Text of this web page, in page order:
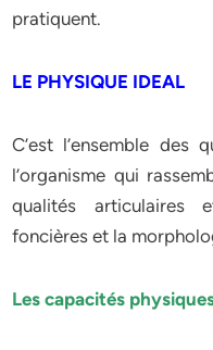
pratiquent.
LE PHYSIQUE IDEAL
C’est l’ensemble des
l’organisme qui
qualités articulaires
foncières et la
Les capacités